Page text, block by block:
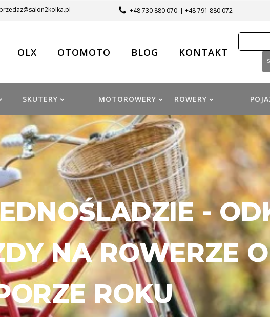
+48 730 880 070 | +48 791 880 072
OLX OTOMOTO BLOG KONTAKT
SKUTERY MOTOROWERY ROWERY
-
NA ROWERZE
ROKU